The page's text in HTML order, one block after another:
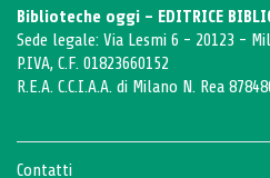
Biblioteche oggi - EDITRICE
Sede legale: Via Lesmi 6 - 20123 -
P.IVA, C.F. 01823660152
R.E.A. C.C.I.A.A. di Milano N. Rea
Contatti